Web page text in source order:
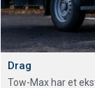
Drag
Tow-Max har et